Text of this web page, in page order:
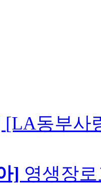
[LA동부사
] 영생장